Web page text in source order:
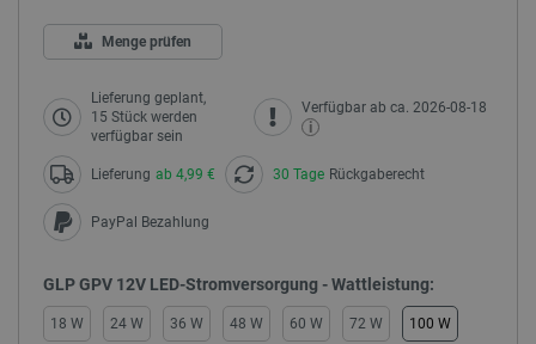
Menge prüfen
Lieferung geplant,
15 Stück werden
verfügbar sein
Verfügbar ab ca. 2026-08-18
i
Lieferung ab 4,99 € 30 Tage Rückgaberecht
PayPal Bezahlung
GLP GPV 12V LED-Stromversorgung - Wattleistung:
18 W 24 W 36 W 48 W 60 W 72 W 100 W